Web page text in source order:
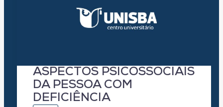
ASPECTOS PSICOSSOCIAIS
DA PESSOA COM
DEFICIÊNCIA